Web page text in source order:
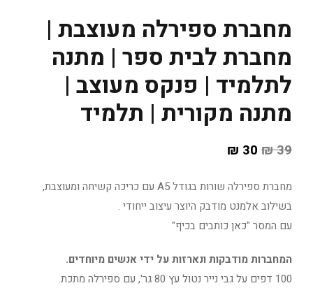
מחברת ספירלה מעוצבת |
מחברת לבית ספר | מתנה
לתלמיד | פנקס מעוצב |
מתנה מקורית | תלמיד
39
₪
30
₪
מחברת ספירלה שורות בגודל A5 עם כריכה קשיחה ומעוצבת,
בשילוב אלמנט מודבק היוצר עיצוב ייחודי .
עם המסר "כאן כותבים בכיף"
המחברות מודבקות ונארזות על ידי אנשים מיוחדים.
100 דפים על גבי נייר נטול עץ 80 גר', עם ספירלה מתכת.